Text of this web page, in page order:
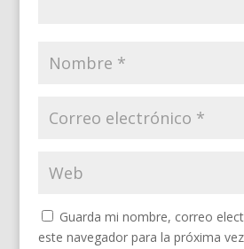
Guarda mi nombre, correo
este navegador para la próxima